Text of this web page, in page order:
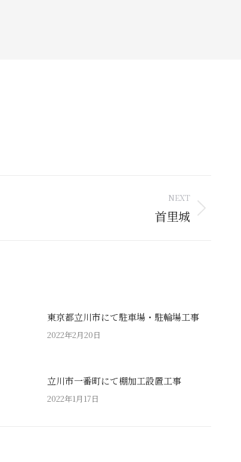
NEXT
首里城
東京都立川市にて駐車場・駐輪場工事
2022年2月20日
立川市一番町にて棚加工設置工事
2022年1月17日